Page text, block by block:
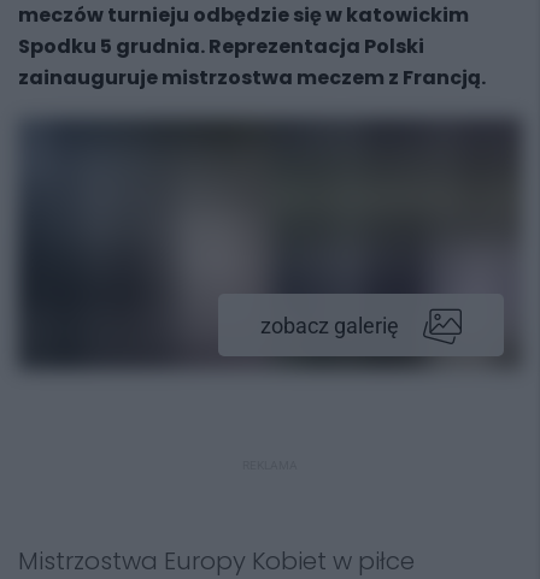
meczów turnieju odbędzie się w katowickim
Spodku 5 grudnia. Reprezentacja Polski
zainauguruje mistrzostwa meczem z Francją.
zobacz galerię
Mistrzostwa Europy Kobiet w piłce